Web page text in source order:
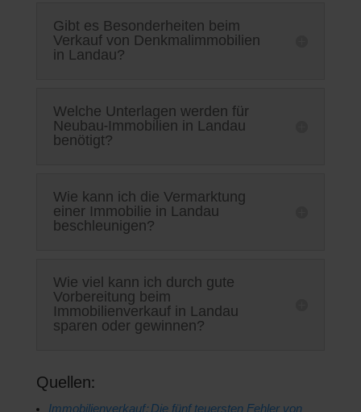
Gibt es Besonderheiten beim
Verkauf von Denkmalimmobilien
in Landau?
Welche Unterlagen werden für
Neubau-Immobilien in Landau
benötigt?
Wie kann ich die Vermarktung
einer Immobilie in Landau
beschleunigen?
Wie viel kann ich durch gute
Vorbereitung beim
Immobilienverkauf in Landau
sparen oder gewinnen?
Quellen:
Immobilienverkauf: Die fünf teuersten Fehler von